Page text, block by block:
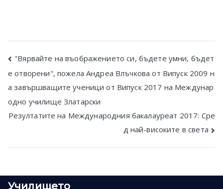
Post
navigation
"Вярвайте на въображението си, бъдете умни, бъдет
е отворени", пожела Андреа Влъчкова от Випуск 2009 н
а завършващите ученици от Випуск 2017 на Междунар
одно училище Златарски
Резултатите на Международния бакалауреат 2017: Сре
д най-високите в света
Училището